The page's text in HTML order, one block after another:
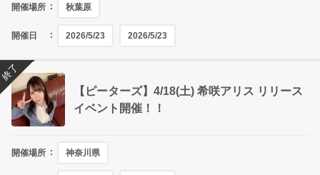
開催場所 秋葉原
開催日 2026/5/23 2026/5/23
【ピーターズ】4/18(土) 希咲アリス リリース
イベント開催！！
開催場所 神奈川県
終了